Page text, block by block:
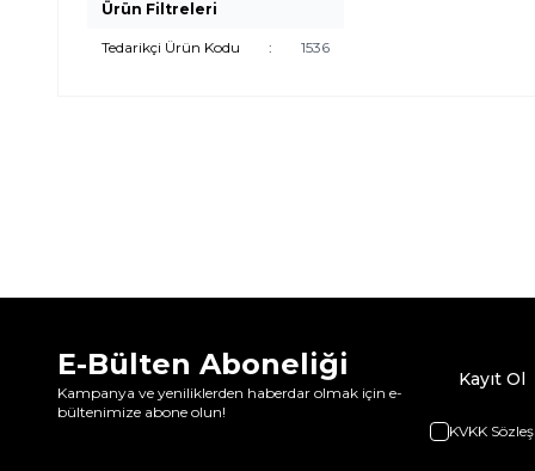
Ürün Filtreleri
Tedarikçi Ürün Kodu : 1536
E-Bülten Aboneliği
Kampanya ve yeniliklerden haberdar olmak için e-
bültenimize abone olun!
Kayıt Ol
KVKK